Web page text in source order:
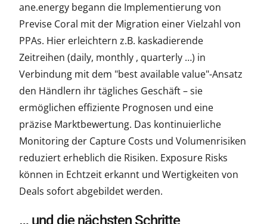
ane.energy begann die Implementierung von
Previse Coral mit der Migration einer Vielzahl von
PPAs. Hier erleichtern z.B. kaskadierende
Zeitreihen (daily, monthly , quarterly …) in
Verbindung mit dem "best available value"-Ansatz
den Händlern ihr tägliches Geschäft – sie
ermöglichen effiziente Prognosen und eine
präzise Marktbewertung. Das kontinuierliche
Monitoring der Capture Costs und Volumenrisiken
reduziert erheblich die Risiken. Exposure Risks
können in Echtzeit erkannt und Wertigkeiten von
Deals sofort abgebildet werden.
… und die nächsten Schritte